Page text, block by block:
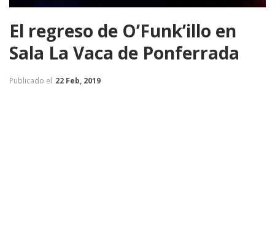
El regreso de O’Funk’illo en
Sala La Vaca de Ponferrada
Publicado el 22 Feb, 2019